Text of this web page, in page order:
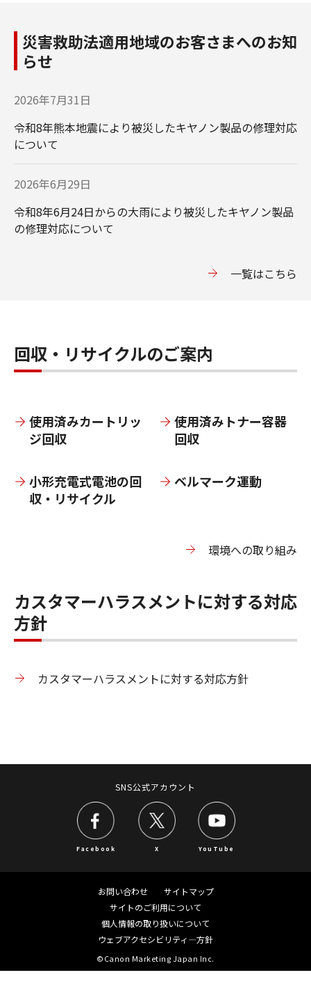
災害救助法適用地域のお客さまへのお知
らせ
2026年7月31日
令和8年熊本地震により被災したキヤノン製品の修理対応
について
2026年6月29日
令和8年6月24日からの大雨により被災したキヤノン製品
の修理対応について
一覧はこちら
回収・リサイクルのご案内
使⽤済みカートリッ
ジ回収
使⽤済みトナー容器
回収
小形充電式電池の回
収・リサイクル
ベルマーク運動
環境への取り組み
カスタマーハラスメントに対する対応
方針
カスタマーハラスメントに対する対応方針
SNS公式アカウント
Facebook X YouTube
お問い合わせ
サイトマップ
サイトのご利用について
個人情報の取り扱いについて
ウェブアクセシビリティ―方針
©Canon Marketing Japan Inc.